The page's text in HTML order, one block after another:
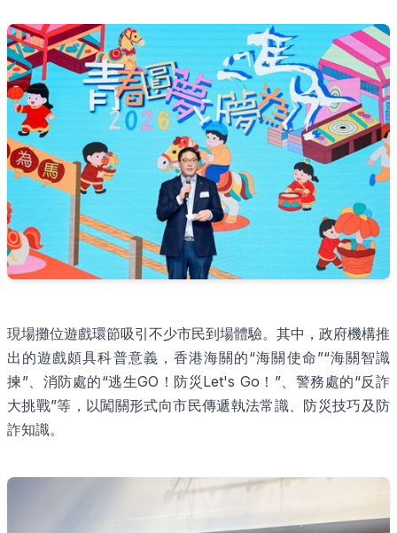
現場攤位遊戲環節吸引不少市民到場體驗。其中，政府機構推
出的遊戲頗具科普意義，香港海關的“海關使命”“海關智識
揀”、消防處的“逃生GO！防災Let's Go！”、警務處的“反詐
大挑戰”等，以闖關形式向市民傳遞執法常識、防災技巧及防
詐知識。